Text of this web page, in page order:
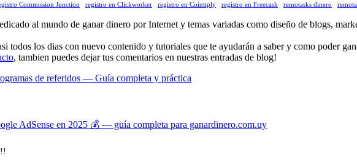
Commission Junction registro en Clickworker registro en Cointiply registro en Freecash remotasks dinero
al mundo de ganar dinero por Internet y temas variadas como diseño de blogs,
todos los dias con nuevo contenido y tutoriales que te ayudarán a saber y como poder
, tambien puedes dejar tus comentarios en nuestras entradas de blog!
de referidos — Guía completa y práctica
AdSense en 2025 💰 — guía completa para ganardinero.com.uy